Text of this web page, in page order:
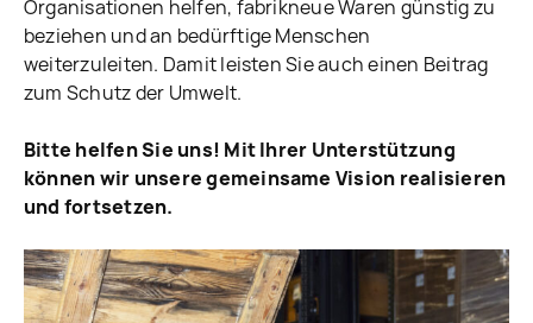
Organisationen helfen, fabrikneue Waren günstig zu
beziehen und an bedürftige Menschen
weiterzuleiten. Damit leisten Sie auch einen Beitrag
zum Schutz der Umwelt.
Bitte helfen Sie uns! Mit Ihrer Unterstützung
können wir unsere gemeinsame Vision realisieren
und fortsetzen.